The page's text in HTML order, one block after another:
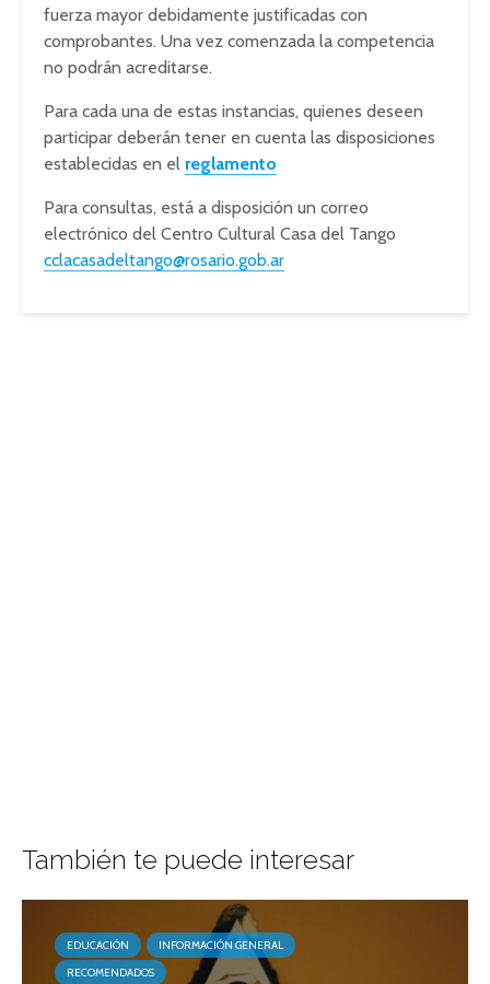
fuerza mayor debidamente justificadas con
comprobantes. Una vez comenzada la competencia
no podrán acreditarse.
Para cada una de estas instancias, quienes deseen
participar deberán tener en cuenta las disposiciones
establecidas en el reglamento
Para consultas, está a disposición un correo
electrónico del Centro Cultural Casa del Tango
cclacasadeltango@rosario.gob.ar
También te puede interesar
EDUCACIÓN
INFORMACIÓN GENERAL
RECOMENDADOS